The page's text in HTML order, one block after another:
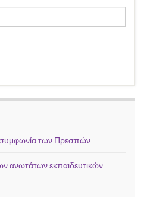
συμφωνία των Πρεσπών
ανωτάτων εκπαιδευτικών